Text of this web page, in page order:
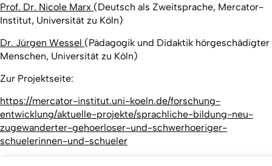
Prof. Dr. Nicole Marx (Deutsch als Zweitsprache, Mercator-
Institut, Universität zu Köln)
Dr. Jürgen Wessel (Pädagogik und Didaktik hörgeschädigter
Menschen, Universität zu Köln)
Zur Projektseite:
https://mercator-institut.uni-koeln.de/forschung-
entwicklung/aktuelle-projekte/sprachliche-bildung-neu-
zugewanderter-gehoerloser-und-schwerhoeriger-
schuelerinnen-und-schueler